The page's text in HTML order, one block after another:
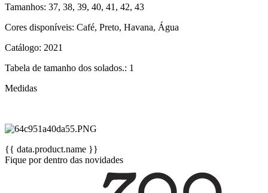
Tamanhos: 37, 38, 39, 40, 41, 42, 43
Cores disponíveis: Café, Preto, Havana, Água
Catálogo: 2021
Tabela de tamanho dos solados.: 1
Medidas
{{ data.product.name }}
Fique por dentro das novidades